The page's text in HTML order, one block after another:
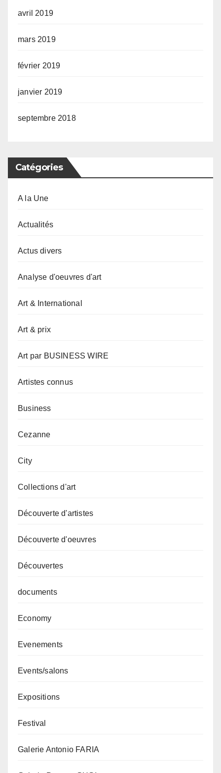
avril 2019
mars 2019
février 2019
janvier 2019
septembre 2018
Catégories
A la Une
Actualités
Actus divers
Analyse d'oeuvres d'art
Art & International
Art & prix
Art par BUSINESS WIRE
Artistes connus
Business
Cezanne
City
Collections d'art
Découverte d'artistes
Découverte d'oeuvres
Découvertes
documents
Economy
Evenements
Events/salons
Expositions
Festival
Galerie Antonio FARIA